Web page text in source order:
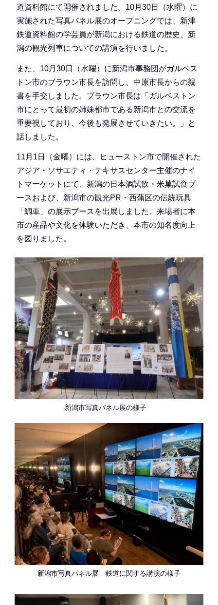
道資料館にて開催されました。10月30日（水曜）に
実施された写真パネル展のオープニングでは、新津
鉄道資料館の学芸員が新潟における鉄道の歴史、新
潟の観光列車についての講演を行いました。
また、10月30日（水曜）に新潟市事務団がガルベス
トン市のブラウン市長を訪問し、中原市長からの親
書を手交しました。ブラウン市長は「ガルベストン
市にとって最初の姉妹都市である新潟市との交流を
重要視しており、今後も発展させていきたい。」と
話しました。
11月1日（金曜）には、ヒューストン市で開催された
アジア・ソサエティ・テキサスセンター主催のナイ
トマーケットにて、新潟の日本酒試飲・米菓試食ブ
ースおよび、新潟市の観光PR・西蒲区の伝統玩具
「鯛車」の展示ブースを出展しました。来場者に本
市の産品や文化を体験いただき、本市の知名度向上
を図りました。
新潟市写真パネル展の様子
新潟市写真パネル展 鉄道に関する講演の様子